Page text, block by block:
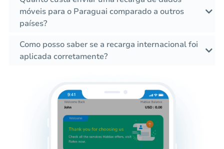
móveis para o Paraguai comparado a outros
países?
Como posso saber se a recarga internacional foi
aplicada corretamente?